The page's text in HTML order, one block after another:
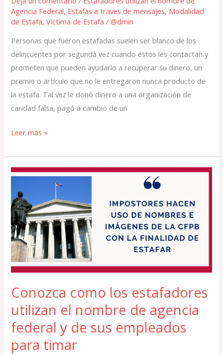
Agencia Federal, Estafas a traves de mensajes, Modalidad
de Estafa,Victima de Estafa /@dmin
Personas que fueron estafadas suelen ser blanco de los
delincuentes por segunda vez cuando estos les contactan y
prometen que pueden ayudarlo a recuperar su dinero, un
premio o artículo que no le entregaron nunca producto de
la estafa. Tal vez le donó dinero a una organización de
caridad falsa, pagó a cambio de un
Leer más »
Conozca como los estafadores
utilizan el nombre de agencia
federal y de sus empleados
para timar
Conozca
los
estafadores
utilizan
el
nombre
de
federal
y
de
sus
empleados